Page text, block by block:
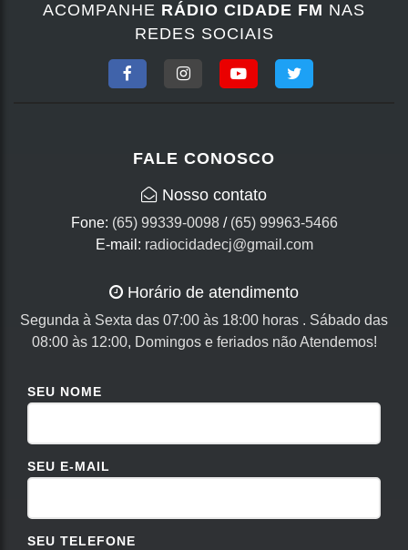
ACOMPANHE RÁDIO CIDADE FM NAS
REDES SOCIAIS
FALE CONOSCO
Nosso contato
Fone: (65) 99339-0098/ (65) 99963-5466
E-mail: radiocidadecj@gmail.com
Horário de atendimento
Segunda à Sexta das 07:00 às 18:00 horas . Sábado das
08:00 às 12:00, Domingos e feriados não Atendemos!
SEU NOME
SEU E-MAIL
SEU TELEFONE